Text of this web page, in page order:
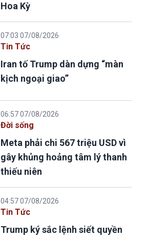
Hoa Kỳ
07:03 07/08/2026
Tin Tức
Iran tố Trump dàn dựng “màn
kịch ngoại giao”
06:57 07/08/2026
Đời sống
Meta phải chi 567 triệu USD vì
gây khủng hoảng tâm lý thanh
thiếu niên
04:57 07/08/2026
Tin Tức
Trump ký sắc lệnh siết quyền